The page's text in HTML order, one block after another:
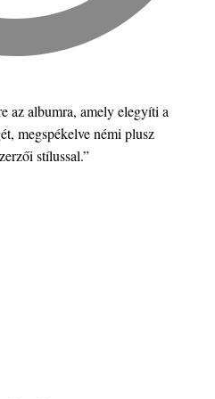
az albumra, amely elegyíti a
megspékelve némi plusz
stílussal.”